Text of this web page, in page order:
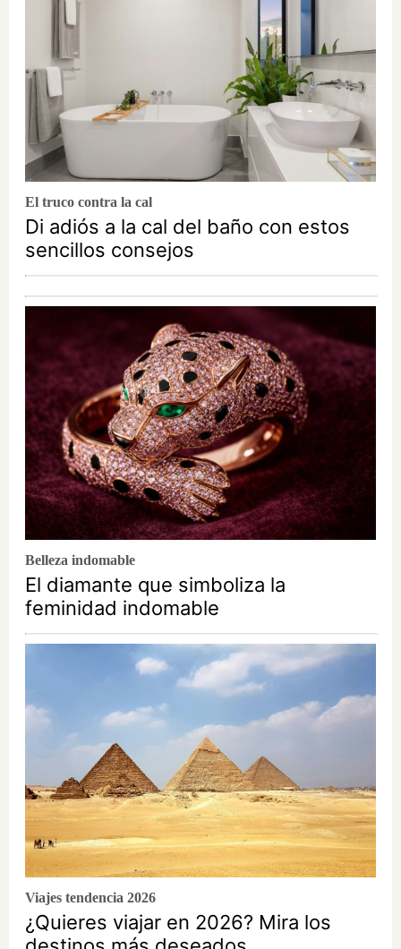
El truco contra la cal
Di adiós a la cal del baño con estos
sencillos consejos
Belleza indomable
El diamante que simboliza la
feminidad indomable
Viajes tendencia 2026
¿Quieres viajar en 2026? Mira los